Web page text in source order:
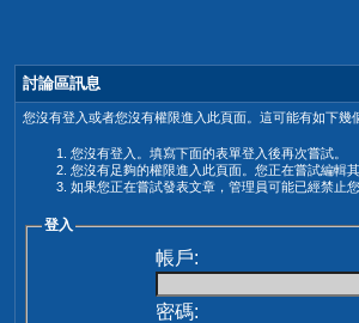
討論區訊息
您沒有登入或者您沒有權限進入此頁面。這可能有如下幾
您沒有登入。填寫下面的表單登入後再次嘗試。
您沒有足夠的權限進入此頁面。您正在嘗試編輯
如果您正在嘗試發表文章，管理員可能已經禁止
登入
帳戶:
密碼: